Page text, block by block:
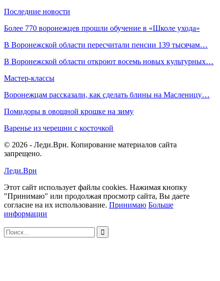
Последние новости
Более 770 воронежцев прошли обучение в «Школе ухода»
В Воронежской области пересчитали пенсии 139 тысячам…
В Воронежской области откроют восемь новых культурных…
Мастер-классы
Воронежцам рассказали, как сделать блины на Масленицу…
Помидоры в овощной крошке на зиму
Варенье из черешни с косточкой
© 2026 - Леди.Врн. Копирование материалов сайта
запрещено.
Леди.Врн
Этот сайт использует файлы cookies. Нажимая кнопку
"Принимаю" или продолжая просмотр сайта, Вы даете
согласие на их использование. Принимаю Больше
информации